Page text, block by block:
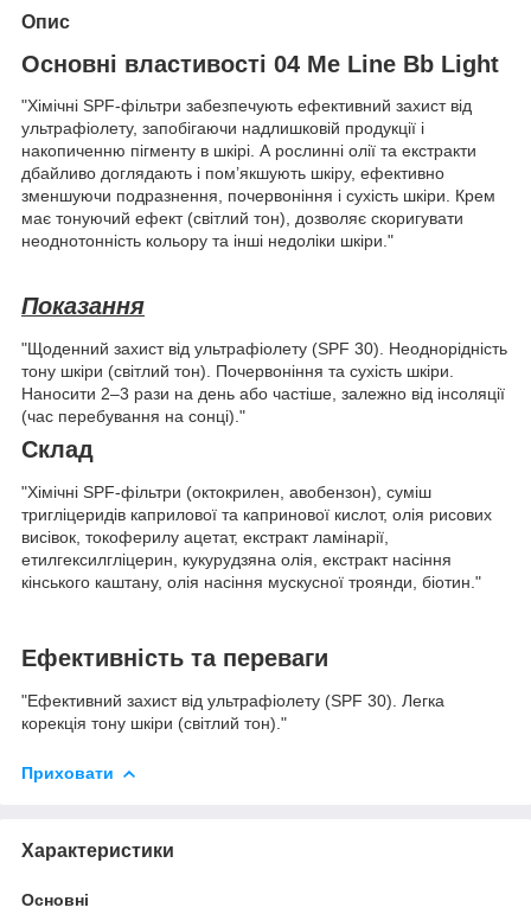
Опис
Основні властивості 04 Me Line Bb Light
"Хімічні SPF-фільтри забезпечують ефективний захист від
ультрафіолету, запобігаючи надлишковій продукції і
накопиченню пігменту в шкірі. А рослинні олії та екстракти
дбайливо доглядають і пом’якшують шкіру, ефективно
зменшуючи подразнення, почервоніння і сухість шкіри. Крем
має тонуючий ефект (світлий тон), дозволяє скоригувати
неоднотонність кольору та інші недоліки шкіри."
Показання
"Щоденний захист від ультрафіолету (SPF 30). Неоднорідність
тону шкіри (світлий тон). Почервоніння та сухість шкіри.
Наносити 2–3 рази на день або частіше, залежно від інсоляції
(час перебування на сонці)."
Cклад
"Хімічні SPF-фільтри (октокрилен, авобензон), суміш
тригліцеридів каприлової та капринової кислот, олія рисових
висівок, токоферилу ацетат, екстракт ламінарії,
етилгексилгліцерин, кукурудзяна олія, екстракт насіння
кінського каштану, олія насіння мускусної троянди, біотин."
Ефективність та переваги
"Ефективний захист від ультрафіолету (SPF 30). Легка
корекція тону шкіри (світлий тон)."
Приховати
Характеристики
Основні